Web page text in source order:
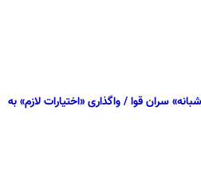
سران قوا / واگذاری «اختیارات لازم» به